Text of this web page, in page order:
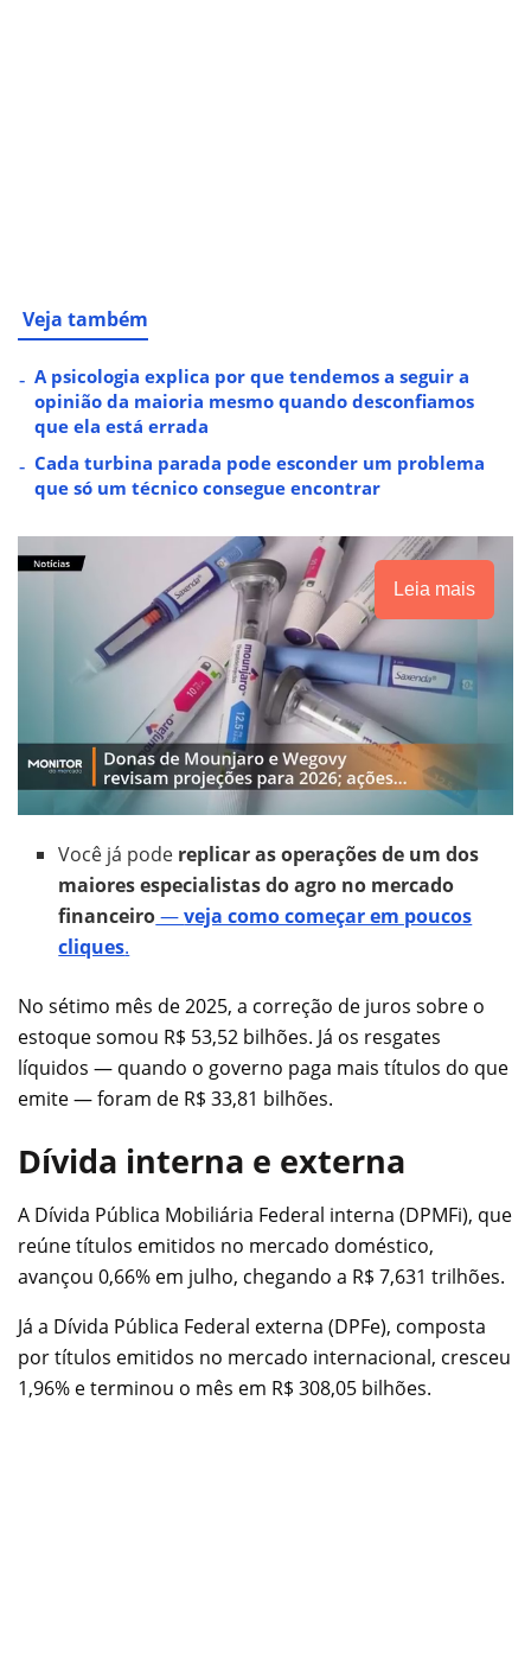
Veja também
A psicologia explica por que tendemos a seguir a
opinião da maioria mesmo quando desconfiamos
que ela está errada
Cada turbina parada pode esconder um problema
que só um técnico consegue encontrar
Leia mais
Você já pode replicar as operações de um dos
maiores especialistas do agro no mercado
financeiro—veja como começar em poucos
cliques.
No sétimo mês de 2025, a correção de juros sobre o
estoque somou R$ 53,52 bilhões. Já os resgates
líquidos — quando o governo paga mais títulos do que
emite — foram de R$ 33,81 bilhões.
Dívida interna e externa
A Dívida Pública Mobiliária Federal interna (DPMFi), que
reúne títulos emitidos no mercado doméstico,
avançou 0,66% em julho, chegando a R$ 7,631 trilhões.
Já a Dívida Pública Federal externa (DPFe), composta
por títulos emitidos no mercado internacional, cresceu
1,96% e terminou o mês em R$ 308,05 bilhões.